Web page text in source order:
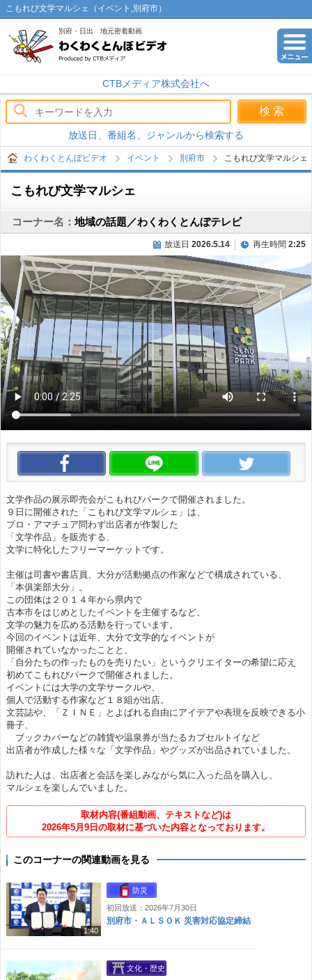
こもれび文学マルシェ（イベント,別府市）
別府・日出 地元密着動画
CTBメディア株式会社へ
放送日、番組名、ジャンルから検索する
わくわくとんぼビデオ イベント 別府市 こもれび文学マルシェ
こもれび文学マルシェ
コーナー名：地域の話題／わくわくとんぼテレビ
放送日 2026.5.14 再生時間 2:25
この動画をいいね！ この動画をLINEで送る
文学作品の展示即売会がこもれびパークで開催されました。
９日に開催された「こもれび文学マルシェ」は、
プロ・アマチュア問わず出店者が作製した
「文学作品」を販売する、
文学に特化したフリーマーケットです。
主催は司書や書店員、大分が活動拠点の作家などで構成されている、
「本俱楽部大分」。
この団体は２０１４年から県内で
古本市をはじめとしたイベントを主催するなど、
文学の魅力を広める活動を行っています。
今回のイベントは近年、大分で文学的なイベントが
開催されていなかったことと、
「自分たちの作ったものを売りたい」というクリエイターの希望に応え
初めてこもれびパークで開催されました。
イベントには大学の文学サークルや、
個人で活動する作家など１８組が出店。
文芸誌や、「ＺＩＮＥ」とよばれる自由にアイデアや表現を反映できる小
冊子、
ブックカバーなどの雑貨や温泉券が当たるカプセルトイなど
出店者が作成した様々な「文学作品」やグッズが出品されていました。
訪れた人は、出店者と会話を楽しみながら気に入った品を購入し、
マルシェを楽しんでいました。
取材内容(番組動画、テキストなど)は
2026年5月9日の取材に基づいた内容となっております。
このコーナーの関連動画を見る
1:40
防災
初回放送：2026年7月30日
別府市・ＡＬＳＯＫ 災害対応協定締結
文化・歴史